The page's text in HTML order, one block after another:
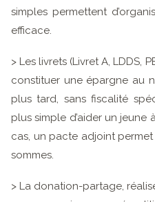
simples permettent
efficace.
> Les livrets (Livret A, LDDS,
constituer une épargne au
plus tard, sans fiscalité
plus simple d’aider un jeune
cas, un pacte adjoint permet
sommes.
> La donation-partage,